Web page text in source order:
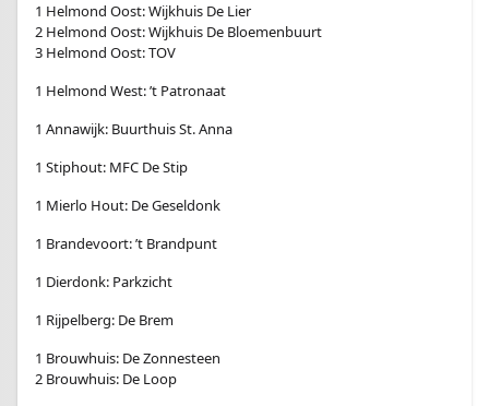
1 Helmond Oost: Wijkhuis De Lier
2 Helmond Oost: Wijkhuis De Bloemenbuurt
3 Helmond Oost: TOV
1 Helmond West: ’t Patronaat
1 Annawijk: Buurthuis St. Anna
1 Stiphout: MFC De Stip
1 Mierlo Hout: De Geseldonk
1 Brandevoort: ’t Brandpunt
1 Dierdonk: Parkzicht
1 Rijpelberg: De Brem
1 Brouwhuis: De Zonnesteen
2 Brouwhuis: De Loop